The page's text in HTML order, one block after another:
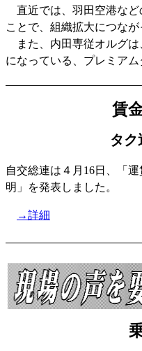
直近では、羽田空港など
ことで、組織拡大につなが
また、内田専従オルグは
になっている、プレミア
賃
タ
自交総連は４月16日、「
明」を発表しました。
→詳細